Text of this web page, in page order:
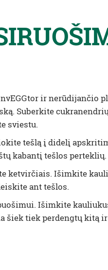
ir nerūdijančio
Suberkite
sviestu.
tešlą į didelį
kabantį tešlos perteklių.
ketvirčiais. Išimkite
ant tešlos.
Išimkite
šiek tiek perdengtų kitą